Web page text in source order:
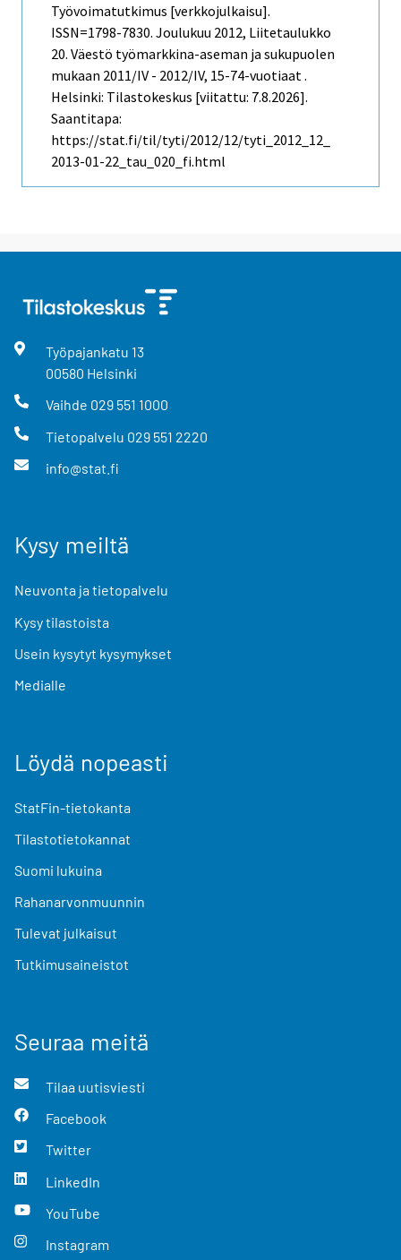
Työvoimatutkimus [verkkojulkaisu].
ISSN=1798-7830. Joulukuu 2012, Liitetaulukko
20. Väestö työmarkkina-aseman ja sukupuolen
mukaan 2011/IV - 2012/IV, 15-74-vuotiaat .
Helsinki: Tilastokeskus [viitattu: 7.8.2026].
Saantitapa:
https://stat.fi/til/tyti/2012/12/tyti_2012_12_
2013-01-22_tau_020_fi.html
Työpajankatu 13
00580 Helsinki
Vaihde 029 551 1000
Tietopalvelu 029 551 2220
info@stat.fi
Kysy meiltä
Neuvonta ja tietopalvelu
Kysy tilastoista
Usein kysytyt kysymykset
Medialle
Löydä nopeasti
StatFin-tietokanta
Tilastotietokannat
Suomi lukuina
Rahanarvonmuunnin
Tulevat julkaisut
Tutkimusaineistot
Seuraa meitä
Tilaa uutisviesti
Facebook
Twitter
LinkedIn
YouTube
Instagram